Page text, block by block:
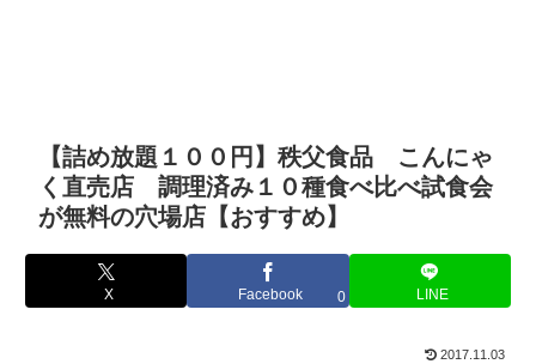
【詰め放題１００円】秩父食品 こんにゃ
く直売店 調理済み１０種食べ比べ試食会
が無料の穴場店【おすすめ】
X Facebook 0 LINE
2017.11.03